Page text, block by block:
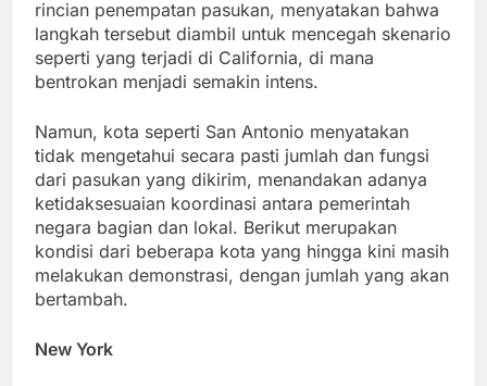
rincian penempatan pasukan, menyatakan bahwa
langkah tersebut diambil untuk mencegah skenario
seperti yang terjadi di California, di mana
bentrokan menjadi semakin intens.
Namun, kota seperti San Antonio menyatakan
tidak mengetahui secara pasti jumlah dan fungsi
dari pasukan yang dikirim, menandakan adanya
ketidaksesuaian koordinasi antara pemerintah
negara bagian dan lokal. Berikut merupakan
kondisi dari beberapa kota yang hingga kini masih
melakukan demonstrasi, dengan jumlah yang akan
bertambah.
New York